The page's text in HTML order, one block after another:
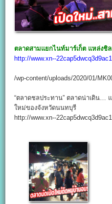
ตลาดสามแยกไนท์มาร์เก็ต แหล่งชิ
http://www.xn--
/wp-content/uploads/2020/01/
“ตลาดชลประทาน” ตลาดน่าเดิน…
ใหม่ของจังหวัดนนทบุรี
http://www.xn--